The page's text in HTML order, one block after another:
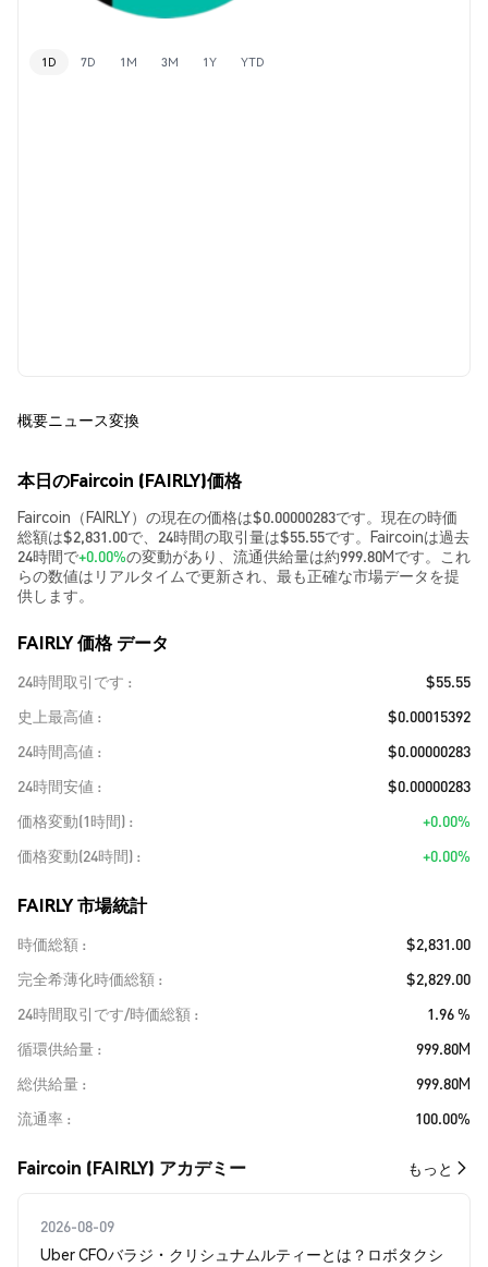
1D 7D 1M 3M 1Y YTD
概要ニュース変換
本日のFaircoin (FAIRLY)価格
Faircoin（FAIRLY）の現在の価格は$0.00000283です。現在の時価
総額は$2,831.00で、24時間の取引量は$55.55です。Faircoinは過去
24時間で+0.00%の変動があり、流通供給量は約999.80Mです。これ
らの数値はリアルタイムで更新され、最も正確な市場データを提
供します。
FAIRLY 価格 データ
24時間取引です
$55.55
史上最高値
$0.00015392
24時間高値
$0.00000283
24時間安値
$0.00000283
価格変動(1時間)
+0.00%
価格変動(24時間)
+0.00%
FAIRLY 市場統計
時価総額
$2,831.00
完全希薄化時価総額
$2,829.00
24時間取引です/時価総額
1.96 %
循環供給量
999.80M
総供給量
999.80M
流通率
100.00%
Faircoin (FAIRLY) アカデミー もっと
2026-08-09
Uber CFOバラジ・クリシュナムルティーとは？ロボタクシ